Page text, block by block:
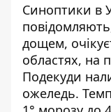
Синоптики в
дощем,
областях, на
Подекуди
ожеледь.